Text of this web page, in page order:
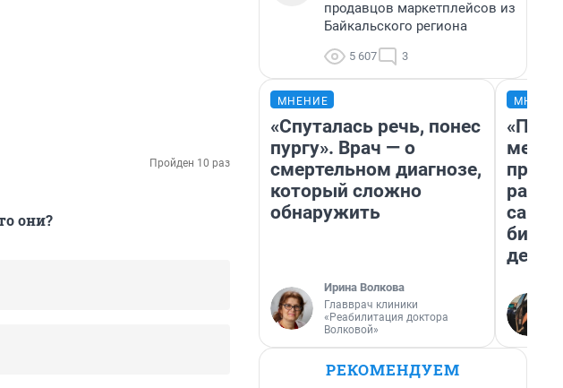
Пройден 10 раз
они?
продавцов маркетплейсов из
Байкальского региона
5 607 3
МНЕНИЕ
«Спуталась речь, понес
пургу». Врач — о
смертельном диагнозе,
который сложно
обнаружить
Ирина Волкова
Главврач клиники
«Реабилитация доктора
Волковой»
РЕКОМЕНДУЕМ